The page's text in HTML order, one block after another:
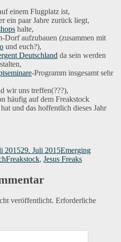
einem Flugplatz ist,
ein paar Jahre zurück liegt,
halte,
Dorf aufzubauen (zusammen mit
und euch?),
Deutschland da sein werden
-Programm insgesamt sehr
wir uns treffen(???),
häufig auf dem Freakstock
und das hoffentlich dieses Jahr
201529. Juli 2015Emerging
Schlagwörter
Freakstock, Jesus Freaks
veröffentlicht. Erforderliche